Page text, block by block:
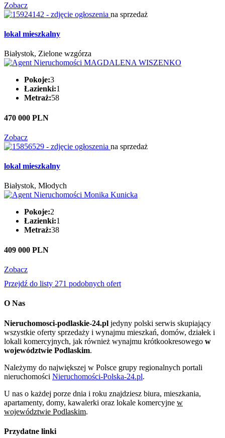
Zobacz
na sprzedaż
lokal mieszkalny
Białystok, Zielone wzgórza
Pokoje:3
Łazienki:1
Metraż:58
470 000 PLN
Zobacz
na sprzedaż
lokal mieszkalny
Białystok, Młodych
Pokoje:2
Łazienki:1
Metraż:38
409 000 PLN
Zobacz
Przejdź do listy 271 podobnych ofert
O Nas
Nieruchomosci-podlaskie-24.pl jedyny polski serwis skupiający
wszystkie oferty sprzedaży i wynajmu mieszkań, domów, działek i
lokali komercyjnych, jak również wynajmu krótkookresowego w
województwie Podlaskim.
Należymy do największej w Polsce grupy regionalnych portali
nieruchomości Nieruchomości-Polska-24.pl.
U nas o każdej porze dnia i roku znajdziesz biura, mieszkania,
apartamenty, domy, kawalerki oraz lokale komercyjne w
województwie Podlaskim.
Przydatne linki